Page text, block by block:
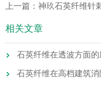
上一篇： 神玖石英纤维针
相关文章
石英纤维在透波方面的
石英纤维在高档建筑